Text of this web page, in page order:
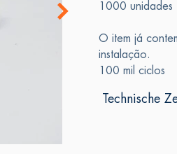
1000 unidades
O item já
instalação.
100 mil ciclos
Technische